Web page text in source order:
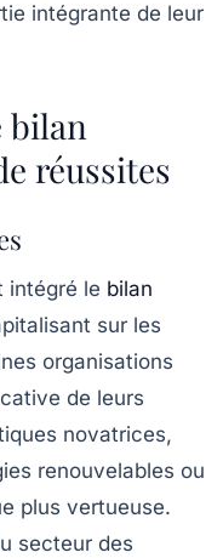
intégrante de leur
bilan
réussites
intégré le bilan
sur les
organisations
de leurs
novatrices,
renouvelables ou
plus vertueuse.
secteur des